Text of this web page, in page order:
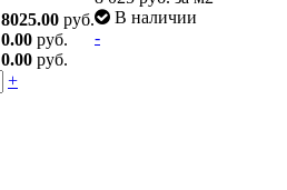
8025.00 руб.
0.00 руб.
0.00 руб.
В наличии
-
+